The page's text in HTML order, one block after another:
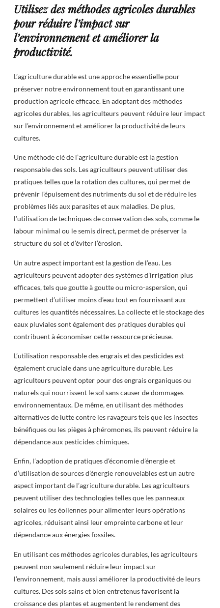
Utilisez des méthodes agricoles durables
pour réduire l’impact sur
l’environnement et améliorer la
productivité.
L’agriculture durable est une approche essentielle pour
préserver notre environnement tout en garantissant une
production agricole efficace. En adoptant des méthodes
agricoles durables, les agriculteurs peuvent réduire leur impact
sur l’environnement et améliorer la productivité de leurs
cultures.
Une méthode clé de l’agriculture durable est la gestion
responsable des sols. Les agriculteurs peuvent utiliser des
pratiques telles que la rotation des cultures, qui permet de
prévenir l’épuisement des nutriments du sol et de réduire les
problèmes liés aux parasites et aux maladies. De plus,
l’utilisation de techniques de conservation des sols, comme le
labour minimal ou le semis direct, permet de préserver la
structure du sol et d’éviter l’érosion.
Un autre aspect important est la gestion de l’eau. Les
agriculteurs peuvent adopter des systèmes d’irrigation plus
efficaces, tels que goutte à goutte ou micro-aspersion, qui
permettent d’utiliser moins d’eau tout en fournissant aux
cultures les quantités nécessaires. La collecte et le stockage des
eaux pluviales sont également des pratiques durables qui
contribuent à économiser cette ressource précieuse.
L’utilisation responsable des engrais et des pesticides est
également cruciale dans une agriculture durable. Les
agriculteurs peuvent opter pour des engrais organiques ou
naturels qui nourrissent le sol sans causer de dommages
environnementaux. De même, en utilisant des méthodes
alternatives de lutte contre les ravageurs tels que les insectes
bénéfiques ou les pièges à phéromones, ils peuvent réduire la
dépendance aux pesticides chimiques.
Enfin, l’adoption de pratiques d’économie d’énergie et
d’utilisation de sources d’énergie renouvelables est un autre
aspect important de l’agriculture durable. Les agriculteurs
peuvent utiliser des technologies telles que les panneaux
solaires ou les éoliennes pour alimenter leurs opérations
agricoles, réduisant ainsi leur empreinte carbone et leur
dépendance aux énergies fossiles.
En utilisant ces méthodes agricoles durables, les agriculteurs
peuvent non seulement réduire leur impact sur
l’environnement, mais aussi améliorer la productivité de leurs
cultures. Des sols sains et bien entretenus favorisent la
croissance des plantes et augmentent le rendement des